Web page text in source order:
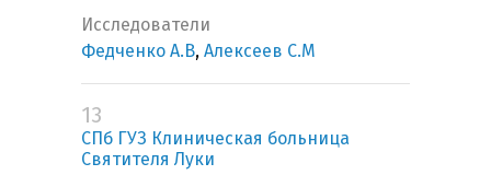
Исследователи
Федченко А.В, Алексеев С.М
13
СПб ГУЗ Клиническая больница
Святителя Луки